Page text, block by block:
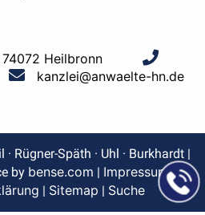
Heilbronn
kanzlei@anwaelte-hn.de
Rügner-Späth · Uhl · Burkhardt |
by bense.com | Impressum|
| Sitemap | Suche